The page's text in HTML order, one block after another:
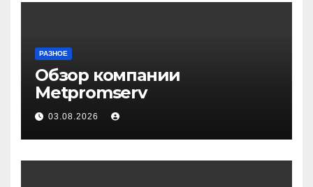
РАЗНОЕ
Обзор компании
Metpromserv
03.08.2026